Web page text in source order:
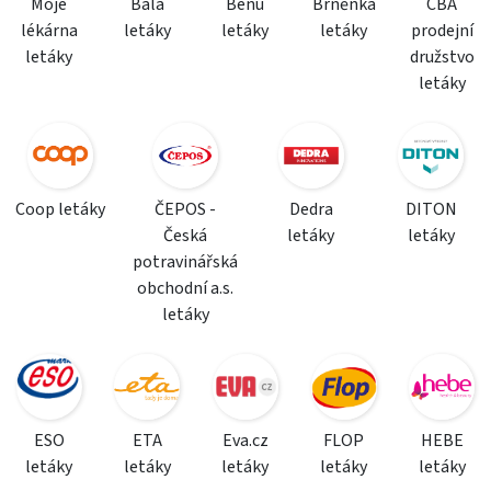
lékárna
letáky
letáky
letáky
letáky
prodejní
družstvo
letáky
Coop letáky
ČEPOS -
Česká
potravinářská
obchodní a.s.
letáky
Dedra
letáky
DITON
letáky
ESO
letáky
ETA
letáky
Eva.cz
letáky
FLOP
letáky
HEBE
letáky